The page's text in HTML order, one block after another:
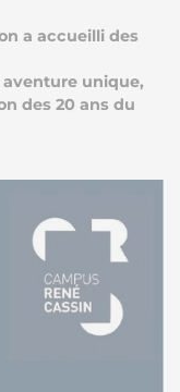
a accueilli des
unique,
des 20 ans du